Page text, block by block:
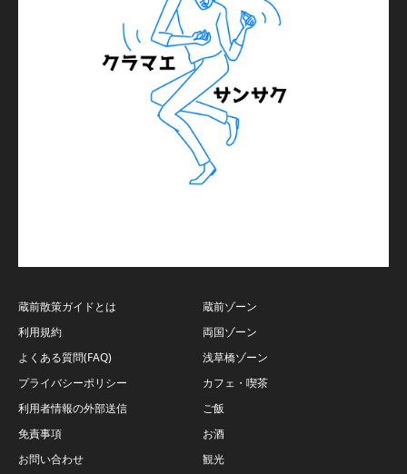
蔵前散策ガイドとは
利用規約
よくある質問(FAQ)
プライバシーポリシー
利用者情報の外部送信
免責事項
お問い合わせ
蔵前ゾーン
両国ゾーン
浅草橋ゾーン
カフェ・喫茶
ご飯
お酒
観光